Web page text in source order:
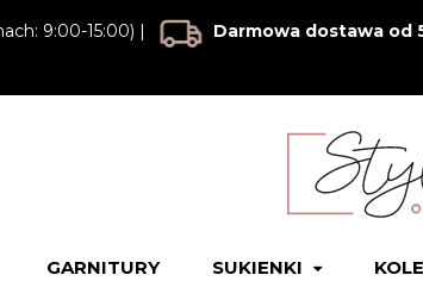
9:00-15:00) | Darmowa dostawa od
GARNITURY SUKIENKI